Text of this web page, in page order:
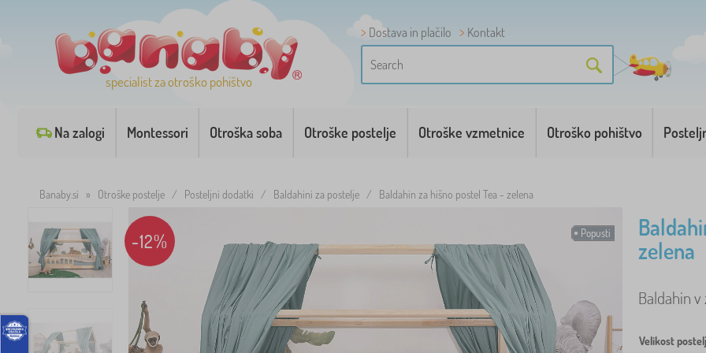
specialist za otroško pohištvo
Dostava in plačilo Kontakt
Na zalogi Montessori Otroška soba Otroške postelje Otroške vzmetnice Otroško pohištvo
Banaby.si » Otroške postelje / Posteljni dodatki / Baldahini za postelje / Baldahin za hišno postel Tea - zelena
Popusti
-12%
zelena
Baldahin
Velikost